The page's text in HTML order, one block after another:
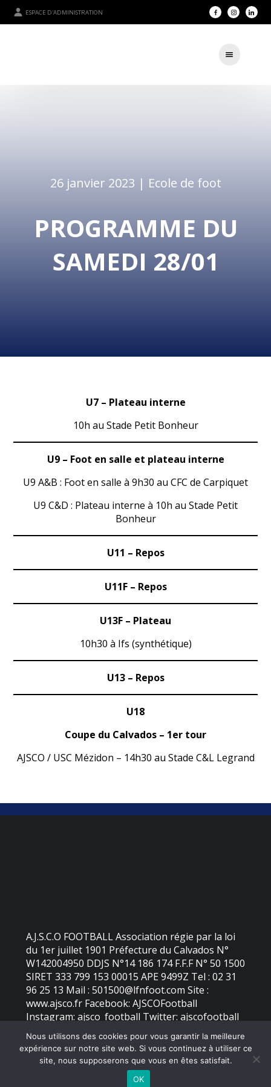
ESPACE D'ADMINISTRATION
26 janvier 2023 | Ecole de foot
PROGRAMME DU
SAMEDI 28/01
U7 – Plateau interne
10h au Stade Petit Bonheur
U9 – Foot en salle et plateau interne
U9 A&B : Foot en salle à 9h30 au CFC de Carpiquet
U9 C&D : Plateau interne à 10h au Stade Petit
Bonheur
U11 – Repos
U11F – Repos
U13F – Plateau
10h30 à Ifs (synthétique)
U13 – Repos
U18
Coupe du Calvados – 1er tour
AJSCO / USC Mézidon – 14h30 au Stade C&L Legrand
A.J.S.C.O FOOTBALL Association régie par la loi
du 1er juillet 1901 Préfecture du Calvados N°
W142004950 DDJS N°14 186 174 F.F.F N° 50 1500
SIRET 333 799 153 00015 APE 9499Z Tel : 02 31
96 25 13 Mail : 501500@lfnfoot.com Site :
www.ajsco.fr Facebook: AJSCOFootball
Instagram: ajsco_football Twitter: ajscofootball
2026 - AJS Colleville Ouistreham | Site internet réalisé par
Nous utilisons des cookies pour vous garantir la meilleure
expérience sur notre site web. Si vous continuez à utiliser ce
site, nous supposerons que vous en êtes satisfait.
OK